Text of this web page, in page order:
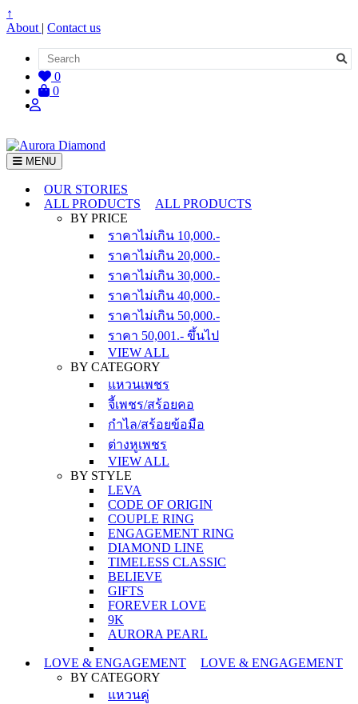
↑
About | Contact us
0
0
MENU
OUR STORIES
ALL PRODUCTS
ALL PRODUCTS
BY PRICE
ราคาไม่เกิน 10,000.-
ราคาไม่เกิน 20,000.-
ราคาไม่เกิน 30,000.-
ราคาไม่เกิน 40,000.-
ราคาไม่เกิน 50,000.-
ราคา 50,001.- ขึ้นไป
VIEW ALL
BY CATEGORY
แหวนเพชร
จี้เพชร/สร้อยคอ
กำไล/สร้อยข้อมือ
ต่างหูเพชร
VIEW ALL
BY STYLE
LEVA
CODE OF ORIGIN
COUPLE RING
ENGAGEMENT RING
DIAMOND LINE
TIMELESS CLASSIC
BELIEVE
GIFTS
FOREVER LOVE
9K
AURORA PEARL
LOVE & ENGAGEMENT
LOVE & ENGAGEMENT
BY CATEGORY
แหวนคู่